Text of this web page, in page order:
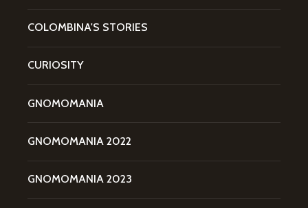
COLOMBINA'S STORIES
CURIOSITY
GNOMOMANIA
GNOMOMANIA 2022
GNOMOMANIA 2023